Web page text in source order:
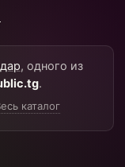
, одного из
.
каталог